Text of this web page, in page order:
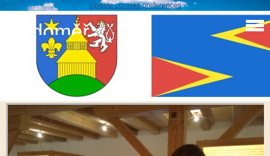
Update cookies preferences
Sudoměř
Pivovar Lobeč
IMG_20170415_182449_resized_20171030_095221822